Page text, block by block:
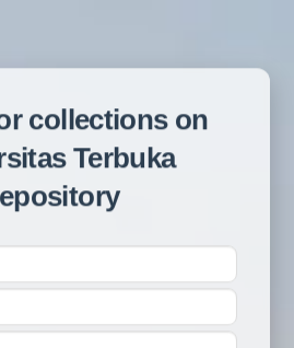
collections on
Terbuka